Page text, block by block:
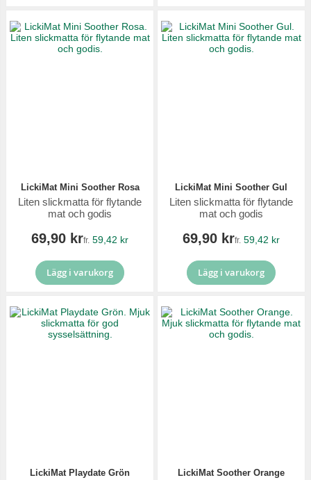
LickiMat Mini Soother Rosa
Liten slickmatta för flytande
mat och godis
69,90 krfr. 59,42 kr
Lägg i varukorg
LickiMat Mini Soother Gul
Liten slickmatta för flytande
mat och godis
69,90 krfr. 59,42 kr
Lägg i varukorg
LickiMat Playdate Grön LickiMat Soother Orange